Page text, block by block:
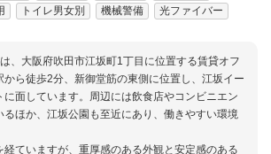
トイレ男女別 機械警備 光ファイバー
、大阪府吹田市江坂町1丁目に位置する賃貸オフ
から徒歩2分、新御堂筋の東側に位置し、江坂イー
に面しています。周辺には飲食店やコンビニエン
るほか、江坂公園も至近にあり、働きやすい環境
ていますが、重厚感のある外観と安定感のある